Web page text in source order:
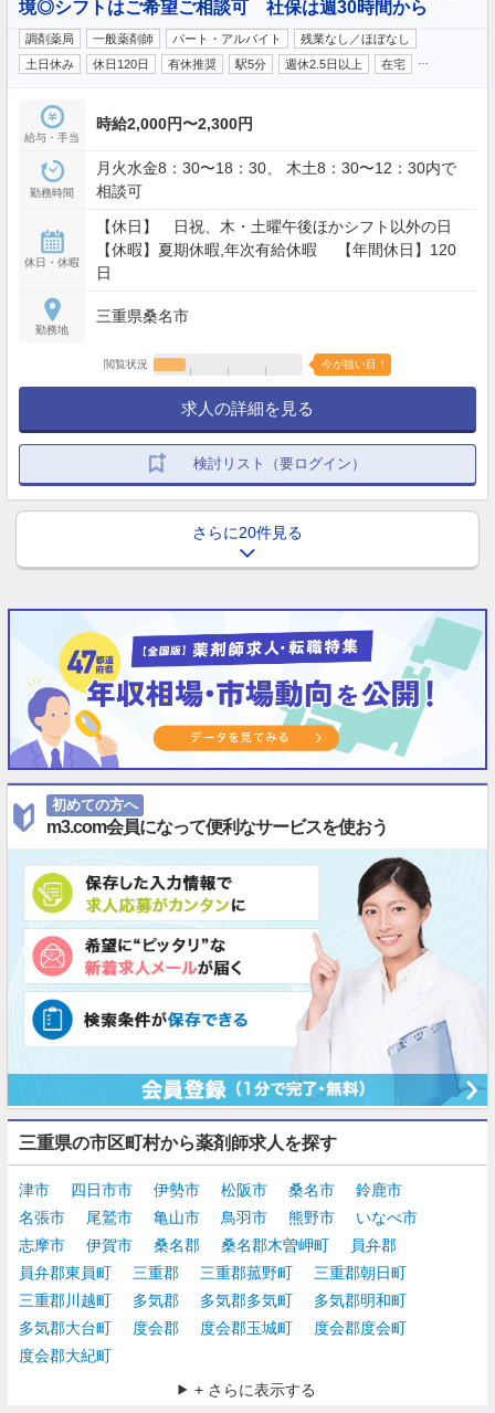
境◎シフトはご希望ご相談可 社保は週30時間から
調剤薬局 一般薬剤師 パート・アルバイト
残業なし／ほぼなし
土日休み
休日120日 有休推奨 駅5分 週休2.5日以上 在宅
給与・手当
時給2,000円〜2,300円
勤務時間
月火水金8：30〜18：30、 木土8：30〜12：30内で
相談可
休日・休暇
【休日】 日祝、木・土曜午後ほかシフト以外の日
【休暇】夏期休暇,年次有給休暇 【年間休日】120
日
勤務地
三重県桑名市
閲覧状況 今が狙い目！
求人の詳細を見る
検討リスト（要ログイン）
さらに20件見る
初めての方へ
m3.com会員になって便利なサービスを使おう
三重県の市区町村から薬剤師求人を探す
津市 四日市市 伊勢市 松阪市 桑名市
鈴鹿市
名張市
尾鷲市 亀山市 鳥羽市 熊野市
いなべ市
志摩市
伊賀市 桑名郡 桑名郡木曽岬町
員弁郡
員弁郡東員町
三重郡 三重郡菰野町
三重郡朝日町
三重郡川越町
多気郡 多気郡多気町
多気郡明和町
多気郡大台町
度会郡 度会郡玉城町
度会郡度会町
度会郡大紀町
+ さらに表示する